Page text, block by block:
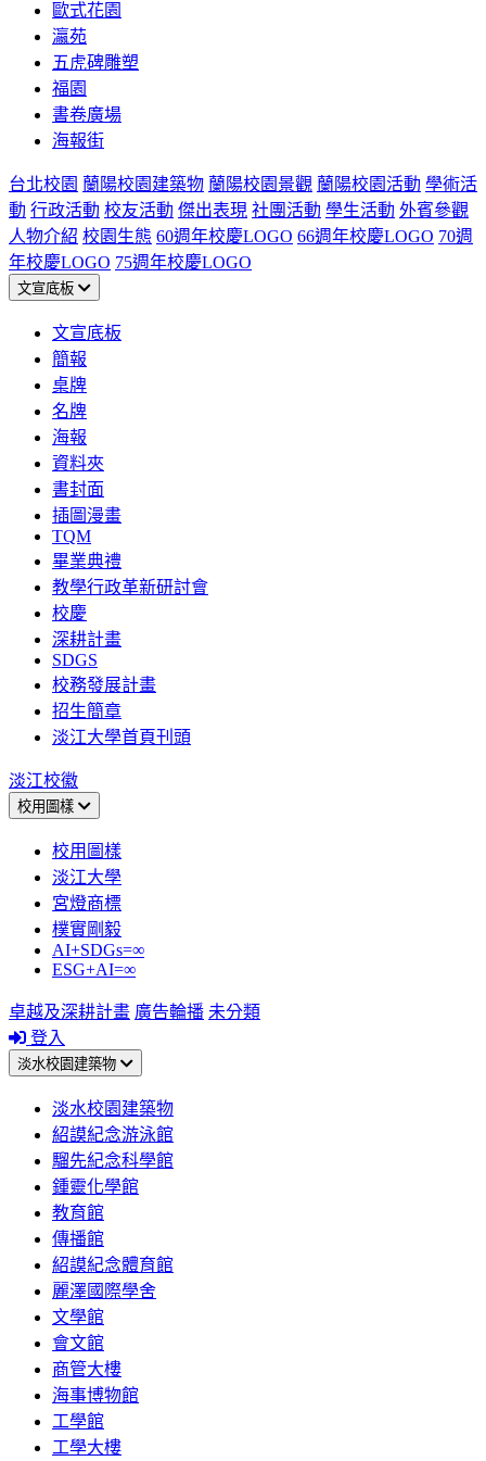
歐式花園
瀛苑
五虎碑雕塑
福園
書卷廣場
海報街
台北校園 蘭陽校園建築物 蘭陽校園景觀 蘭陽校園活動 學術活
動 行政活動 校友活動 傑出表現 社團活動 學生活動 外賓參觀
人物介紹 校園生態 60週年校慶LOGO 66週年校慶LOGO 70週
年校慶LOGO 75週年校慶LOGO
文宣底板
文宣底板
簡報
桌牌
名牌
海報
資料夾
書封面
插圖漫畫
TQM
畢業典禮
教學行政革新研討會
校慶
深耕計畫
SDGS
校務發展計畫
招生簡章
淡江大學首頁刊頭
淡江校徽
校用圖樣
校用圖樣
淡江大學
宮燈商標
樸實剛毅
AI+SDGs=∞
ESG+AI=∞
卓越及深耕計畫 廣告輪播 未分類
登入
淡水校園建築物
淡水校園建築物
紹謨紀念游泳館
騮先紀念科學館
鍾靈化學館
教育館
傳播館
紹謨紀念體育館
麗澤國際學舍
文學館
會文館
商管大樓
海事博物館
工學館
工學大樓